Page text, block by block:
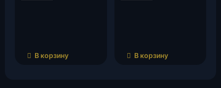
В корзину В корзину